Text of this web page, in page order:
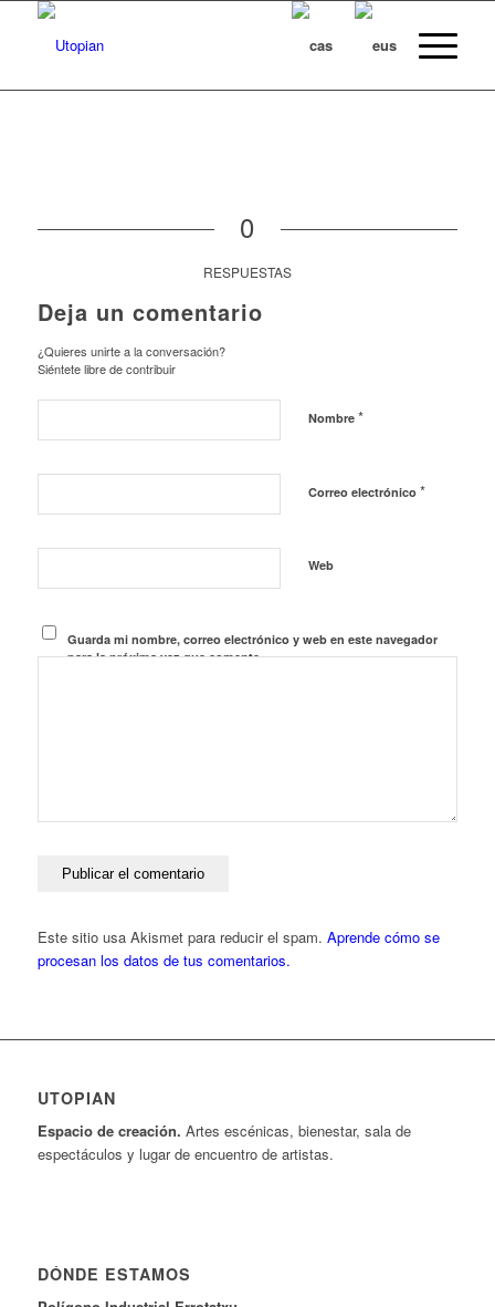
0
RESPUESTAS
Deja un comentario
¿Quieres unirte a la conversación?
Siéntete libre de contribuir
Nombre *
Correo electrónico *
Web
Guarda mi nombre, correo electrónico y web en este navegador
para la próxima vez que comente.
Este sitio usa Akismet para reducir el spam. Aprende cómo se
procesan los datos de tus comentarios.
UTOPIAN
Espacio de creación. Artes escénicas, bienestar, sala de
espectáculos y lugar de encuentro de artistas.
DÓNDE ESTAMOS